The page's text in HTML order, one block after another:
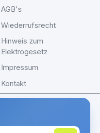
AGB's
Wiederrufsrecht
Hinweis zum
Elektrogesetz
Impressum
Kontakt